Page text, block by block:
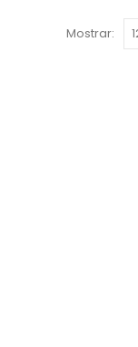
Mostrar: